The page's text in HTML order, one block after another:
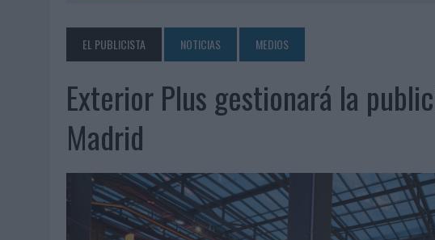
07/08/2026 | MG SPIRIT RELANZA SU MARCA CON UNA ESTRATEGIA 360º CENTRADA EN
07/08/2026
PATRÓN CONVIERTE EL NUEVO SINGLE DE ARÓN PIPER EN UNA
07/08/2026 | EL VERANO PONE A PRUEBA LA ESTRATEGIA DIGITAL DE LAS MARCAS
07/08/2026
06/08/2026
‘LA VUELTA’, DE FENOMENAL PARA MÁLAGA CF
06/08/2026 | SIETE DE CADA DIEZ EMPRESAS ESPAÑOLAS NO INTEGRAN LA INFANCIA EN
EL PUBLICISTA NOTICIAS MEDIOS
Exterior Plus gestionará la
Madrid